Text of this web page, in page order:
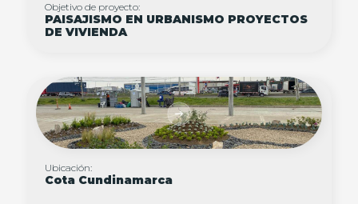
Objetivo de proyecto:
PAISAJISMO EN URBANISMO PROYECTOS
DE VIVIENDA
Ubicación:
Cota Cundinamarca